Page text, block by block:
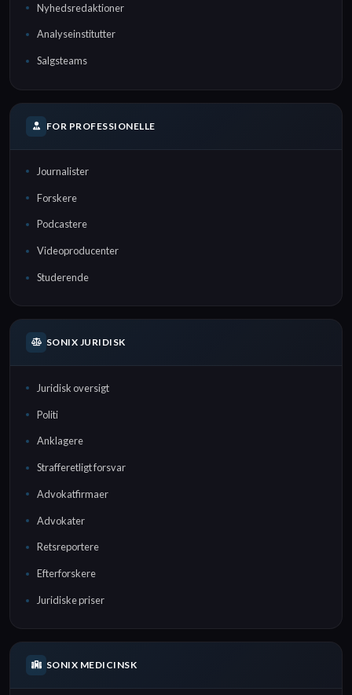
Nyhedsredaktioner
Analyseinstitutter
Salgsteams
FOR PROFESSIONELLE
Journalister
Forskere
Podcastere
Videoproducenter
Studerende
SONIX JURIDISK
Juridisk oversigt
Politi
Anklagere
Strafferetligt forsvar
Advokatfirmaer
Advokater
Retsreportere
Efterforskere
Juridiske priser
SONIX MEDICINSK